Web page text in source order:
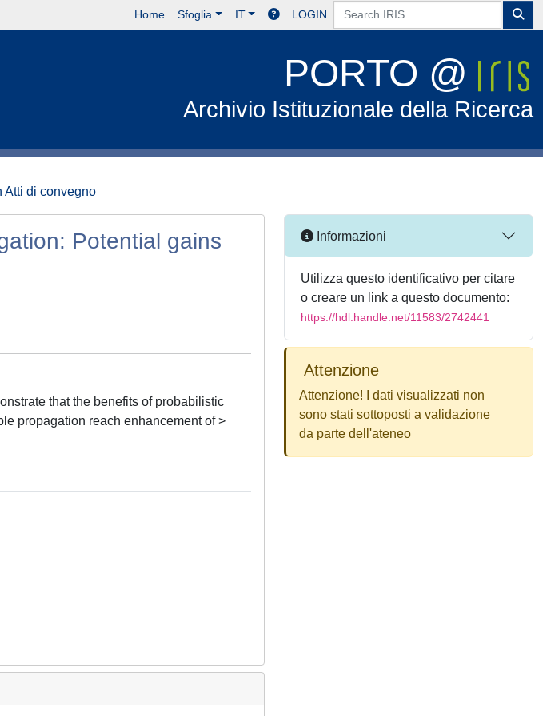
Home Sfoglia IT LOGIN
PORTO @
Archivio Istituzionale della Ricerca
Atti di convegno
Potential gains
that the benefits of probabilistic
propagation reach enhancement of >
Informazioni
Utilizza questo identificativo per citare
o creare un link a questo documento:
https://hdl.handle.net/11583/2742441
Attenzione
Attenzione! I dati visualizzati non
sono stati sottoposti a validazione
da parte dell'ateneo